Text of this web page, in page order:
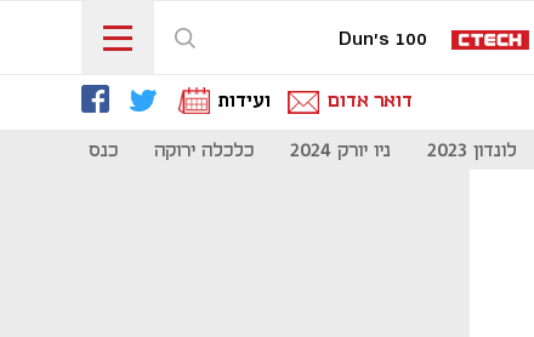
Dun's 100
דואר אדום ועידות
לונדון 2023 ניו יורק 2024 כלכלה ירוקה כנס מיליון